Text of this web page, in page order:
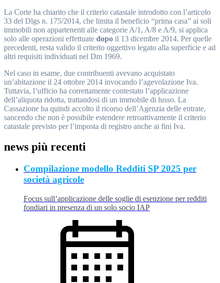
La Corte ha chiarito che il criterio catastale introdotto con l’articolo
33 del Dlgs n. 175/2014, che limita il beneficio “prima casa” ai soli
immobili non appartenenti alle categorie A/1, A/8 e A/9, si applica
solo alle operazioni effettuate dopo il 13 dicembre 2014. Per quelle
precedenti, resta valido il criterio oggettivo legato alla superficie e ad
altri requisiti individuati nel Dm 1969.
Nel caso in esame, due contribuenti avevano acquistato
un’abitazione il 24 ottobre 2014 invocando l’agevolazione Iva.
Tuttavia, l’ufficio ha correttamente contestato l’applicazione
dell’aliquota ridotta, trattandosi di un immobile di lusso. La
Cassazione ha quindi accolto il ricorso dell’Agenzia delle entrate,
sancendo che non è possibile estendere retroattivamente il criterio
catastale previsto per l’imposta di registro anche ai fini Iva.
news più recenti
Compilazione modello Redditi SP 2025 per
società agricole
Focus sull’applicazione delle soglie di esenzione per redditi
fondiari in presenza di un solo socio IAP